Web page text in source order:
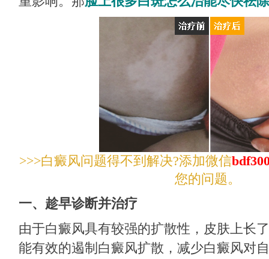
>>>白癜风问题得不到解决?添加微信
您的问题。
一、趁早诊断并治疗
由于白癜风具有较强的扩散性，皮肤上长
能有效的遏制白癜风扩散，减少白癜风对